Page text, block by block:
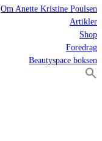
Om Anette Kristine Poulsen
Artikler
Shop
Foredrag
Beautyspace boksen